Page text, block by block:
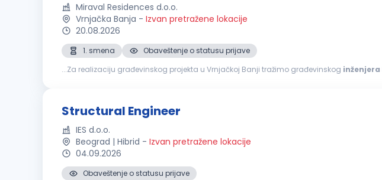
Miraval Residences d.o.o.
Vrnjačka Banja - Izvan pretražene lokacije
20.08.2026
1. smena
Obaveštenje o statusu prijave
...Za realizaciju građevinskog projekta u Vrnjačkoj Banji tražimo građevinskog inženjera
Structural Engineer
IES d.o.o.
Beograd | Hibrid - Izvan pretražene lokacije
04.09.2026
Obaveštenje o statusu prijave